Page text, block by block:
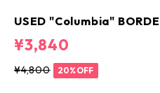
USED "Columbia"
¥3,840
¥4,800 20%OFF